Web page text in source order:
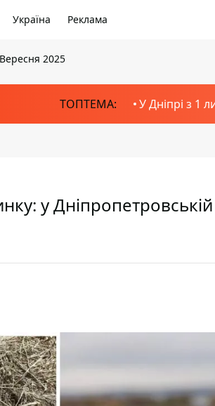
Україна Реклама
2025
ТОПТЕМА: У Дніпрі з 1
у Дніпропетровській